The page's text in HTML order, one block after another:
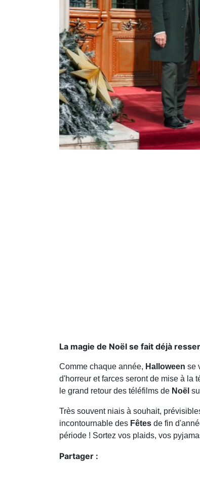
La magie de Noël se fait déjà
Comme chaque année, Halloween se
d'horreur et farces seront de mise à la
le grand retour des téléfilms de Noël
Très souvent niais à souhait,
incontournable des Fêtes de fin
période ! Sortez vos plaids, vos
Partager :